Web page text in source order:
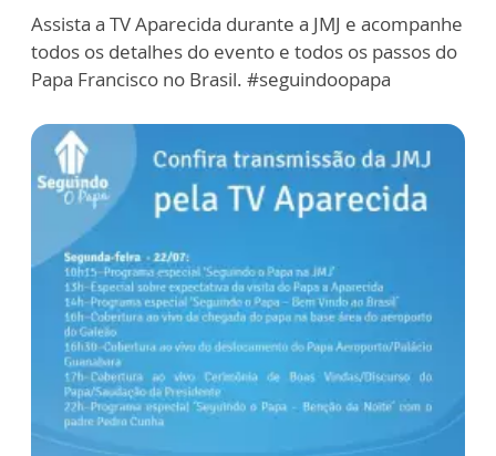
Assista a TV Aparecida durante a JMJ e acompanhe
todos os detalhes do evento e todos os passos do
Papa Francisco no Brasil. #seguindoopapa